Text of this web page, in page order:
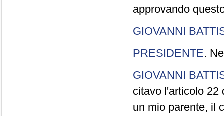
approvando
GIOVANNI
PRESIDENTE.
GIOVANNI
citavo l'articolo 22
un mio parente, il